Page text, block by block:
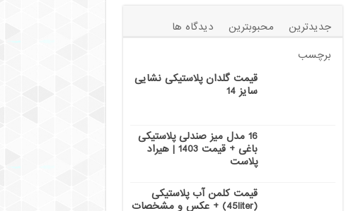
جدیدترین محبوبترین
دیدگاه ها
برچسب
قیمت گلدان پلاستیکی نشایی
سایز 14
16 مدل میز صندلی پلاستیکی
باغی + قیمت 1403 | هیراد
پلاست
قیمت کلمن آب پلاستیکی
(45liter) + عکس و مشخصات